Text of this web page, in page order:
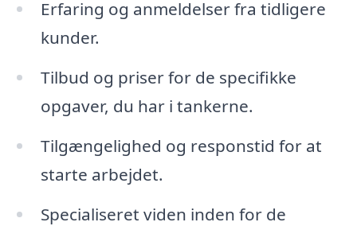
Erfaring og anmeldelser fra tidligere
kunder.
Tilbud og priser for de specifikke
opgaver, du har i tankerne.
Tilgængelighed og responstid for at
starte arbejdet.
Specialiseret viden inden for de